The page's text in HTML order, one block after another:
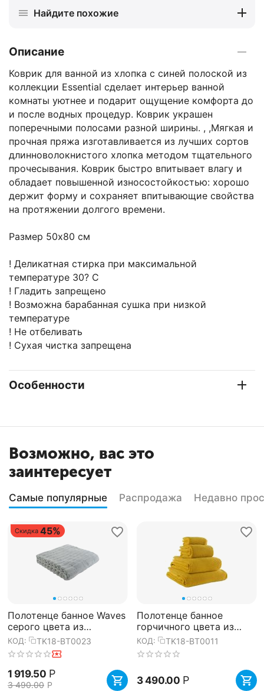
Найдите похожие
Описание
Коврик для ванной из хлопка с синей полоской из
коллекции Essential сделает интерьер ванной
комнаты уютнее и подарит ощущение комфорта до
и после водных процедур. Коврик украшен
поперечными полосами разной ширины. , ,Мягкая и
прочная пряжа изготавливается из лучших сортов
длинноволокнистого хлопка методом тщательного
прочесывания. Коврик быстро впитывает влагу и
обладает повышенной износостойкостью: хорошо
держит форму и сохраняет впитывающие свойства
на протяжении долгого времени.
Размер 50х80 см
! Деликатная стирка при максимальной
температуре 30? C
! Гладить запрещено
! Возможна барабанная сушка при низкой
температуре
! Не отбеливать
! Сухая чистка запрещена
Особенности
Возможно, вас это
заинтересует
Самые популярные Распродажа Недавно
Скидка 45%
Полотенце банное Waves
серого цвета из
коллекции Essential,
70х140 см, Tkano
КОД: TK18-BT0023
1 919.50 Р
3 490.00 Р
Полотенце банное
горчичного цвета из
коллекции Essential,
70х140 см, Tkano
КОД: TK18-BT0011
3 490.00 Р